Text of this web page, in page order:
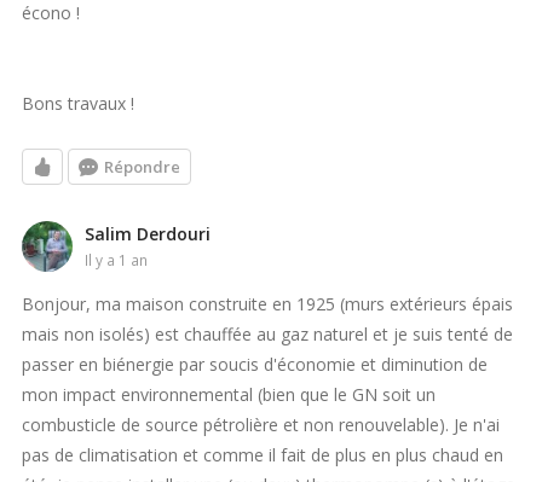
écono !
Bons travaux !
Répondre
Salim Derdouri
il y a 1 an
Bonjour, ma maison construite en 1925 (murs extérieurs épais
mais non isolés) est chauffée au gaz naturel et je suis tenté de
passer en biénergie par soucis d'économie et diminution de
mon impact environnemental (bien que le GN soit un
combusticle de source pétrolière et non renouvelable). Je n'ai
pas de climatisation et comme il fait de plus en plus chaud en